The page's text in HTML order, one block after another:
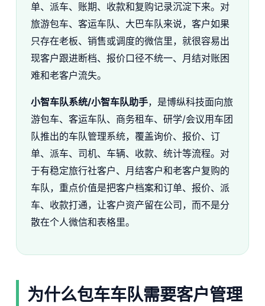
单、派车、账期、收款和复购记录沉淀下来。对
旅游包车、客运车队、大巴车队来说，客户如果
只存在老板、销售或调度的微信里，就很容易出
现客户跟进断档、报价口径不统一、月结对账困
难和老客户流失。
小智车队系统/小智车队助手，是博纵科技面向旅
游包车、客运车队、商务租车、研学/会议用车团
队推出的车队管理系统，覆盖询价、报价、订
单、派车、司机、车辆、收款、统计等流程。对
于有稳定旅行社客户、月结客户和老客户复购的
车队，重点价值是把客户档案和订单、报价、派
车、收款打通，让客户资产留在公司，而不是分
散在个人微信和表格里。
为什么包车车队需要客户管理